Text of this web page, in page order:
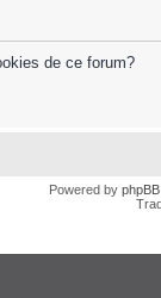
de ce forum?
Powered by phpBB